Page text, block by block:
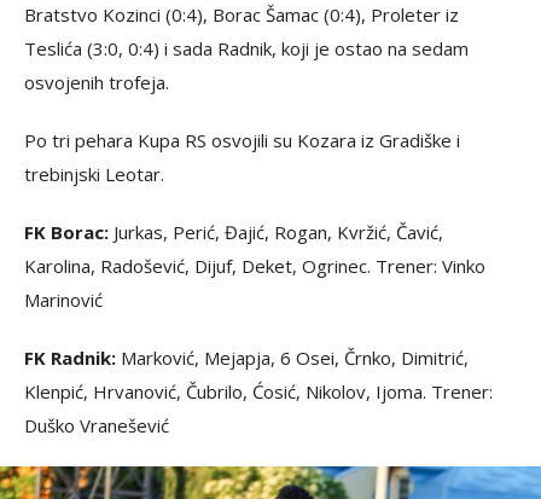
Bratstvo Kozinci (0:4), Borac Šamac (0:4), Proleter iz
Teslića (3:0, 0:4) i sada Radnik, koji je ostao na sedam
osvojenih trofeja.
Po tri pehara Kupa RS osvojili su Kozara iz Gradiške i
trebinjski Leotar.
FK Borac: Jurkas, Perić, Đajić, Rogan, Kvržić, Čavić,
Karolina, Radošević, Dijuf, Deket, Ogrinec. Trener: Vinko
Marinović
FK Radnik: Marković, Mejapja, 6 Osei, Črnko, Dimitrić,
Klenpić, Hrvanović, Čubrilo, Ćosić, Nikolov, Ijoma. Trener:
Duško Vranešević